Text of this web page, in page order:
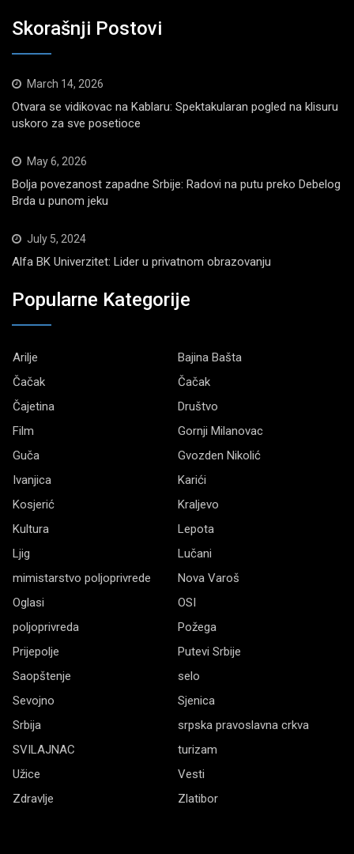
Skorašnji Postovi
March 14, 2026
Otvara se vidikovac na Kablaru: Spektakularan pogled na klisuru
uskoro za sve posetioce
May 6, 2026
Bolja povezanost zapadne Srbije: Radovi na putu preko Debelog
Brda u punom jeku
July 5, 2024
Alfa BK Univerzitet: Lider u privatnom obrazovanju
Popularne Kategorije
Arilje
Bajina Bašta
Čačak
Čačak
Čajetina
Društvo
Film
Gornji Milanovac
Guča
Gvozden Nikolić
Ivanjica
Karići
Kosjerić
Kraljevo
Kultura
Lepota
Ljig
Lučani
mimistarstvo poljoprivrede
Nova Varoš
Oglasi
OSI
poljoprivreda
Požega
Prijepolje
Putevi Srbije
Saopštenje
selo
Sevojno
Sjenica
Srbija
srpska pravoslavna crkva
SVILAJNAC
turizam
Užice
Vesti
Zdravlje
Zlatibor